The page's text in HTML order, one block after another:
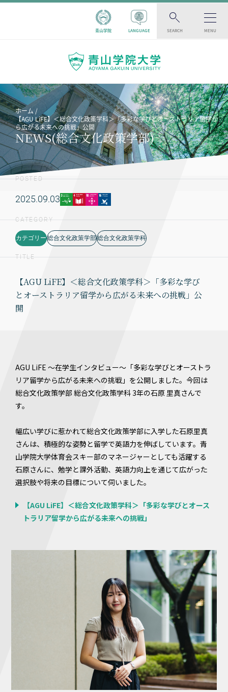
青山学院 LANGUAGE SEARCH MENU
ホーム
【AGU LiFE】＜総合文化政策学科＞「多彩な学びとオーストラリア留学か
ら広がる未来への挑戦」公開
NEWS(総合文化政策学部)
POSTED
2025.09.03
CATEGORY
カテゴリー 総合文化政策学部総合文化政策学科
TITLE
【AGU LiFE】＜総合文化政策学科＞「多彩な学び
とオーストラリア留学から広がる未来への挑戦」公
開
AGU LiFE ～在学生インタビュー～「多彩な学びとオーストラ
リア留学から広がる未来への挑戦」を公開しました。今回は
総合文化政策学部 総合文化政策学科 3年の石原 里真さんで
す。
幅広い学びに惹かれて総合文化政策学部に入学した石原里真
さんは、積極的な姿勢と留学で英語力を伸ばしています。青
山学院大学体育会スキー部のマネージャーとしても活躍する
石原さんに、勉学と課外活動、英語力向上を通じて広がった
選択肢や将来の目標について伺いました。
【AGU LiFE】＜総合文化政策学科＞「多彩な学びとオース
トラリア留学から広がる未来への挑戦」